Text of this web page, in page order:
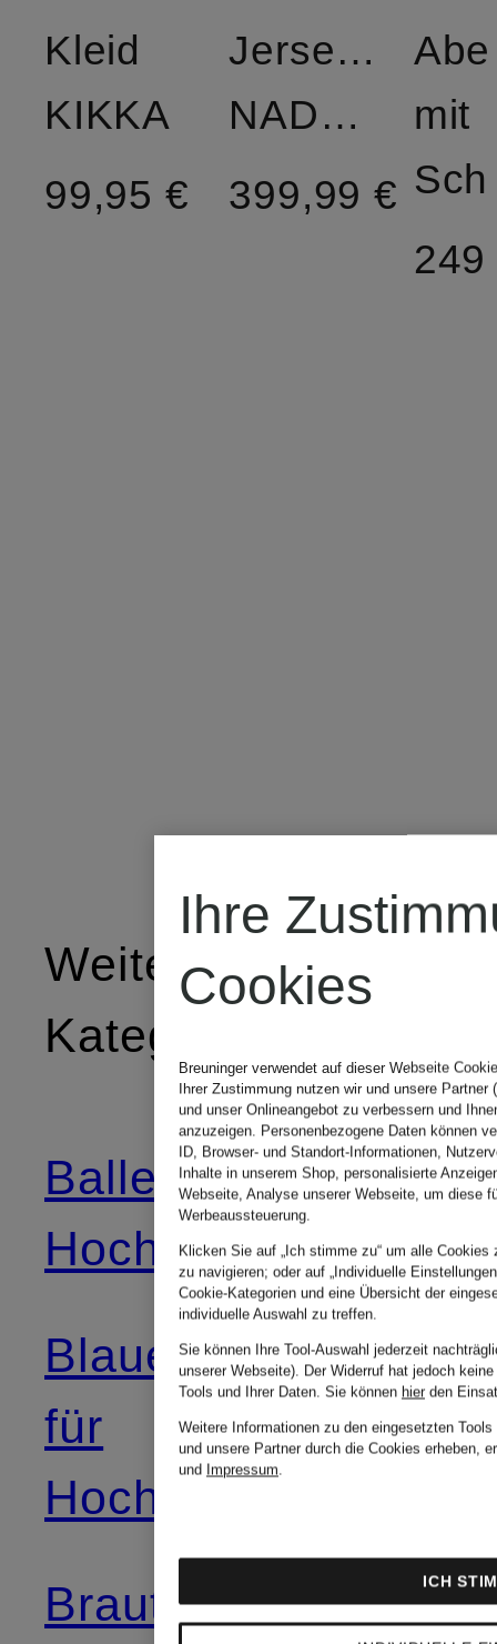
Kleid
KIKKA
99,95 €
Jerseykleid
NADELA
399,99 €
mit
249
Weitere
Kategorien
Ballerinas für
Hochzeitsgäste
Blaue Kleider
für
Hochzeitsgäste
Braut-
für die
für
Ihre
Cookies
Breuninger verwendet auf dieser Webseite
Ihrer Zustimmung nutzen wir und unsere
und unser Onlineangebot zu verbessern und
anzuzeigen. Personenbezogene Daten können
ID, Browser- und Standort-Informationen,
Inhalte in unserem Shop, personalisierte
Webseite, Analyse unserer Webseite, um diese
Werbeaussteuerung.
Klicken Sie auf „Ich stimme zu“ um alle
zu navigieren; oder auf „Individuelle
Cookie-Kategorien und eine Übersicht der
individuelle Auswahl zu treffen.
Sie können Ihre Tool-Auswahl jederzeit
unserer Webseite). Der Widerruf hat jedoch
Tools und Ihrer Daten. Sie können hier den
Weitere Informationen zu den eingesetzten
und unsere Partner durch die Cookies erheben,
und Impressum.
ICH